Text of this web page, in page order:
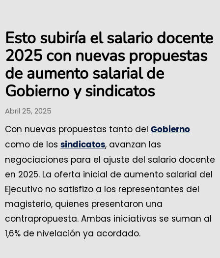
Esto subiría el salario docente
2025 con nuevas propuestas
de aumento salarial de
Gobierno y sindicatos
Abril 25, 2025
Con nuevas propuestas tanto del Gobierno
como de los sindicatos, avanzan las
negociaciones para el ajuste del salario docente
en 2025. La oferta inicial de aumento salarial del
Ejecutivo no satisfizo a los representantes del
magisterio, quienes presentaron una
contrapropuesta. Ambas iniciativas se suman al
1,6% de nivelación ya acordado.